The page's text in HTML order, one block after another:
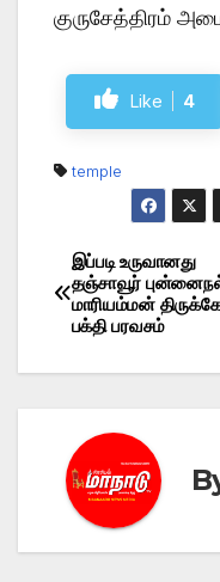
குருசேத்திரம்
Like 4
temple
Post
இப்படி உருவானது
தஞ்சாவூர்
மாரியம்மன்
பக்தி பரவசம்